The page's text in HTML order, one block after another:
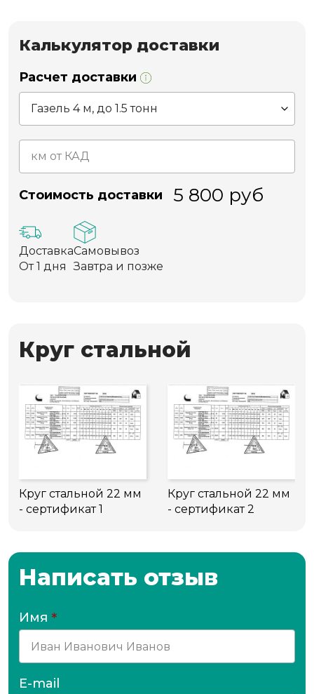
Калькулятор доставки
Расчет доставки
Стоимость доставки 5 800 руб
Доставка
От 1 дня
Самовывоз
Завтра и позже
Круг стальной
Круг стальной 22 мм
- сертификат 1
Круг стальной 22 мм
- сертификат 2
Написать отзыв
Имя *
E-mail